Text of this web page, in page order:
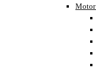
Motor